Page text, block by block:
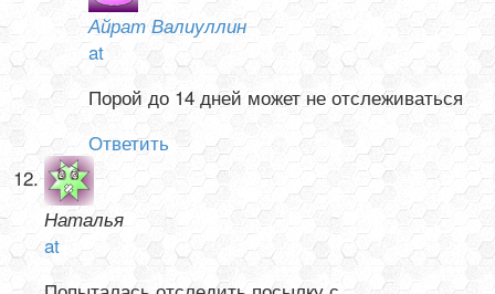
Айрат Валиуллин
at
Порой до 14 дней может не отслеживаться
Ответить
Наталья
at